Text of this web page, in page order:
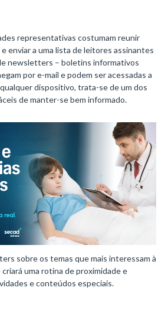
representativas costumam reunir
enviar a uma lista de leitores assinantes
newsletters – boletins informativos
por e-mail e podem ser acessadas a
dispositivo, trata-se de um dos
de manter-se bem informado.
sobre os temas que mais interessam à
uma rotina de proximidade e
e conteúdos especiais.